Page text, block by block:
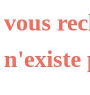
vous
n'existe